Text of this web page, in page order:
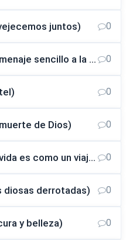
juntos) 0
La Zarza de Moisés (Homenaje sencillo a la belleza) 0
0
de Dios) 0
La Zarza de Moisés (La vida es como un viaje ¿sin retorno?) 0
diosas derrotadas) 0
y belleza) 0